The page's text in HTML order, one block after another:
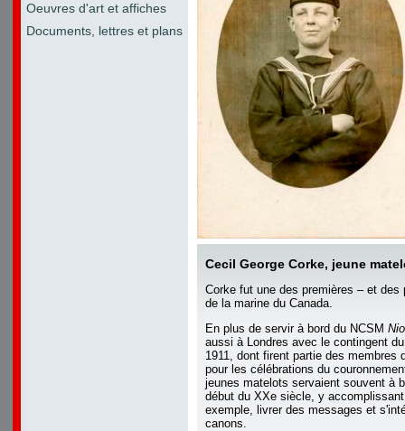
Oeuvres d'art et affiches
Documents, lettres et plans
Cecil George Corke, jeune
Corke fut une des premières – et des
de la marine du Canada.
En plus de servir à bord du NCSM
aussi à Londres avec le contingent
1911, dont firent partie des membres
pour les célébrations du
jeunes matelots servaient souvent à
début du XXe siècle, y
exemple, livrer des messages et
canons.